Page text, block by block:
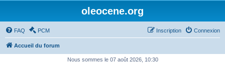
oleocene.org
FAQ PCM Connexion
Inscription
Accueil du forum
Nous sommes le 07 août 2026, 10:30